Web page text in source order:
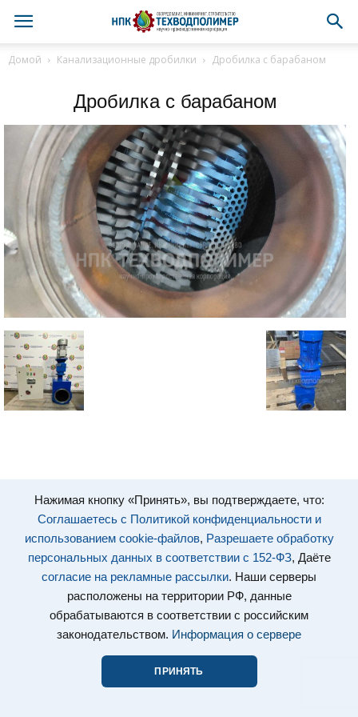
Нажимая кнопку «Принять», вы подтверждаете, что:
Соглашаетесь с Политикой конфиденциальности и
использованием cookie-файлов, Разрешаете обработку
персональных данных в соответствии с 152-ФЗ, Даёте
согласие на рекламные рассылки. Наши серверы
расположены на территории РФ, данные
обрабатываются в соответствии с российским
законодательством. Информация о сервере
ПРИНЯТЬ
Домой Канализационные дробилки Дробилка с барабаном
Дробилка с барабаном